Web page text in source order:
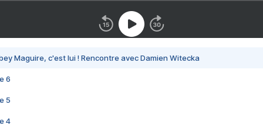
Maguire, c'est lui ! Rencontre avec Damien Witecka
6
5
4